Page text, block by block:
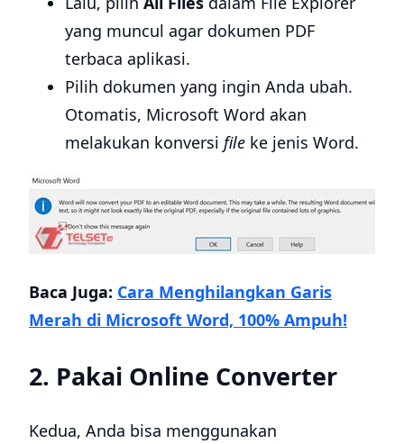
yang muncul agar dokumen PDF
terbaca aplikasi.
Pilih dokumen yang ingin Anda ubah.
Otomatis, Microsoft Word akan
melakukan konversi file ke jenis Word.
Baca Juga: Cara Menghilangkan Garis
Merah di Microsoft Word, 100% Ampuh!
2. Pakai Online Converter
Kedua, Anda bisa menggunakan